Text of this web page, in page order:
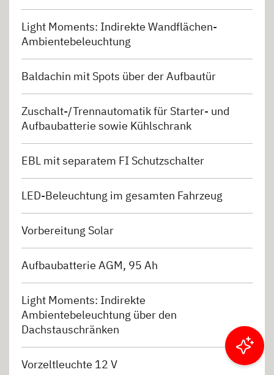
Light Moments: Indirekte Wandflächen-
Ambientebeleuchtung
Baldachin mit Spots über der Aufbautür
Zuschalt-/Trennautomatik für Starter- und
Aufbaubatterie sowie Kühlschrank
EBL mit separatem FI Schutzschalter
LED-Beleuchtung im gesamten Fahrzeug
Vorbereitung Solar
Aufbaubatterie AGM, 95 Ah
Light Moments: Indirekte
Ambientebeleuchtung über den
Dachstauschränken
Vorzeltleuchte 12 V